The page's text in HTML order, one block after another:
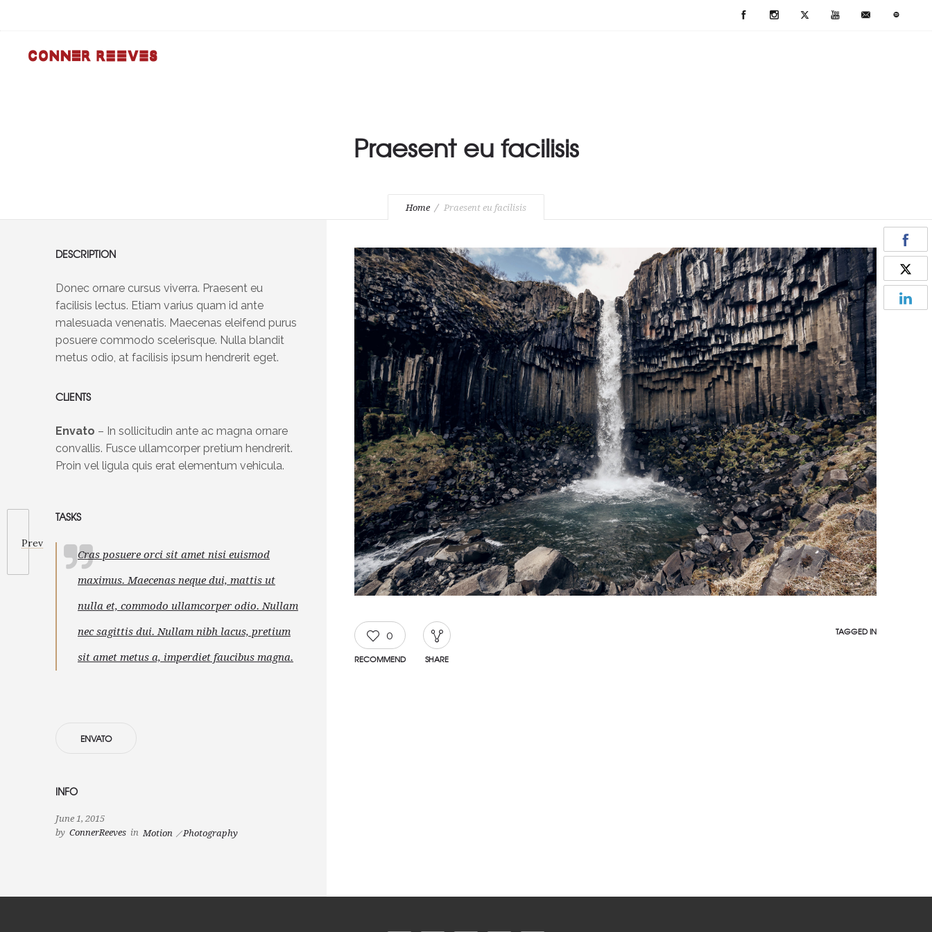
Praesent eu facilisis
Home Praesent eu facilisis
Prev
0
RECOMMEND SHARE
TAGGED IN
DESCRIPTION
Donec ornare cursus viverra. Praesent eu
facilisis lectus. Etiam varius quam id ante
malesuada venenatis. Maecenas eleifend purus
posuere commodo scelerisque. Nulla blandit
metus odio, at facilisis ipsum hendrerit eget.
CLIENTS
Envato – In sollicitudin ante ac magna ornare
convallis. Fusce ullamcorper pretium hendrerit.
Proin vel ligula quis erat elementum vehicula.
TASKS
Cras posuere orci sit amet nisi euismod
maximus. Maecenas neque dui, mattis ut
nulla et, commodo ullamcorper odio. Nullam
nec sagittis dui. Nullam nibh lacus, pretium
sit amet metus a, imperdiet faucibus magna.
ENVATO
INFO
June 1, 2015
by ConnerReeves in Motion Photography